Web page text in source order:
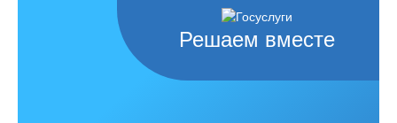
Решаем вместе